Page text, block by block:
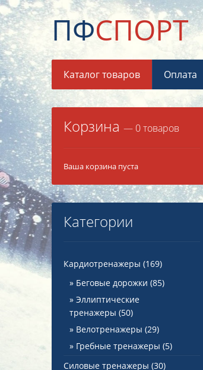
ПФСПОРТ
Каталог товаров Оплата
Корзина — 0 товаров
Ваша корзина пуста
Категории
Кардиотренажеры (169)
Беговые дорожки (85)
Эллиптические
тренажеры (50)
Велотренажеры (29)
Гребные тренажеры (5)
Силовые тренажеры (30)